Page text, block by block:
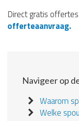
Direct gratis
offerteaanvraag.
Navigeer op
Waarom
Welke